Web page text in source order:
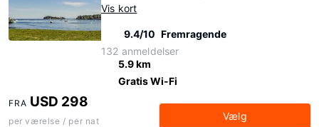
Vis kort
9.4/10 Fremragende
132 anmeldelser
5.9 km
Gratis Wi-Fi
FRA USD 298
per værelse / per nat Vælg